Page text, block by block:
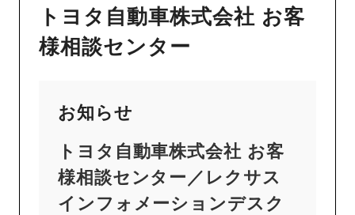
トヨタ自動車株式会社 お客
様相談センター
お知らせ
トヨタ自動車株式会社 お客
様相談センター／レクサス
インフォメーションデスク